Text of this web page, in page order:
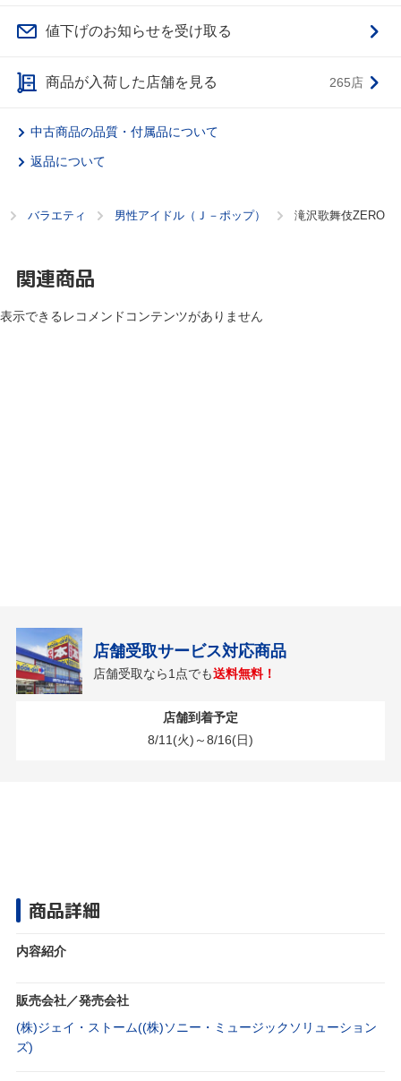
値下げのお知らせを受け取る
商品が入荷した店舗を見る 265店
中古商品の品質・付属品について
返品について
バラエティ 男性アイドル（Ｊ－ポップ） 滝沢歌舞伎ZERO
関連商品
表示できるレコメンドコンテンツがありません
店舗受取サービス対応商品
店舗受取なら1点でも送料無料！
店舗到着予定
8/11(火)～8/16(日)
商品詳細
内容紹介
販売会社／発売会社
(株)ジェイ・ストーム((株)ソニー・ミュージックソリューション
ズ)